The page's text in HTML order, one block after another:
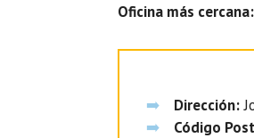
Oficina más cercana:
Dirección:
Código